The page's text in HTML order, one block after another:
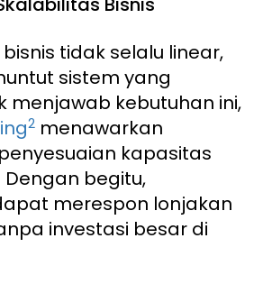
tidak selalu linear,
sistem yang
menjawab kebutuhan ini,
2 menawarkan
kapasitas
begitu,
merespon lonjakan
investasi besar di